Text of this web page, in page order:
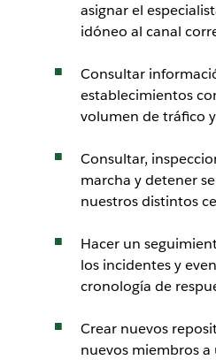
asignar el
idóneo al canal
Consultar
establecimientos
volumen de tráfico
Consultar,
marcha y detener
nuestros distintos
Hacer un
los incidentes y
cronología de
Crear nuevos
nuevos miembros